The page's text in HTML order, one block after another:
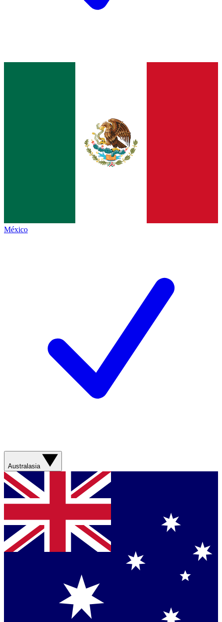
México
Australasia